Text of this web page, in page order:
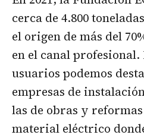
cerca de 4.800
el origen de más del
en el canal profesional.
usuarios podemos
empresas de
las de obras y
material eléctrico